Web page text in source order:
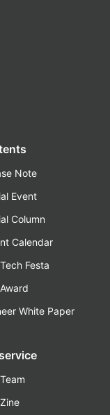
Note
Event
Column
Calendar
Festa
White Paper